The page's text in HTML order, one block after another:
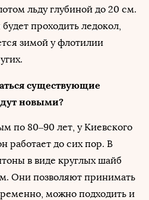
льду глубиной до 20 см.
проходить ледокол,
зимой у флотилии
существующие
новыми?
по 80–90 лет, у Киевского
работает до сих пор. В
в виде круглых шайб
м. Они позволяют принимать
можно подходить и